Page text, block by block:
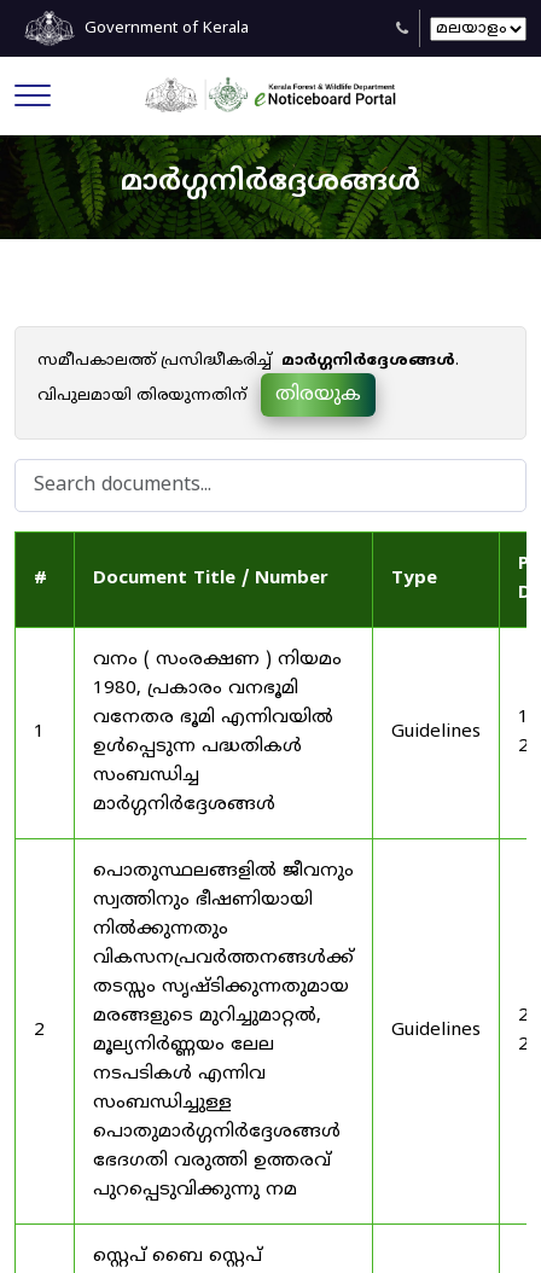
Government of Kerala
മാർഗ്ഗനിർദ്ദേശങ്ങൾ
സമീപകാലത്ത് പ്രസിദ്ധീകരിച്ച് മാർഗ്ഗനിർദ്ദേശങ്ങൾ.
വിപുലമായി തിരയുന്നതിന്
തിരയുക
# Document Title / Number Type
1
വനം ( സംരക്ഷണ ) നിയമം
1980, പ്രകാരം വനഭൂമി
വനേതര ഭൂമി എന്നിവയിൽ
ഉൾപ്പെടുന്ന പദ്ധതികൾ
സംബന്ധിച്ച
മാർഗ്ഗനിർദ്ദേശങ്ങൾ
Guidelines
2
പൊതുസ്ഥലങ്ങളിൽ ജീവനും
സ്വത്തിനും ഭീഷണിയായി
നിൽക്കുന്നതും
വികസനപ്രവർത്തനങ്ങൾക്ക്
തടസ്സം സൃഷ്ടിക്കുന്നതുമായ
മരങ്ങളുടെ മുറിച്ചുമാറ്റൽ,
മൂല്യനിർണ്ണയം ലേല
നടപടികൾ എന്നിവ
സംബന്ധിച്ചുള്ള
പൊതുമാർഗ്ഗനിർദ്ദേശങ്ങൾ
ഭേദഗതി വരുത്തി ഉത്തരവ്
പുറപ്പെടുവിക്കുന്നു നമ
Guidelines
സ്റ്റെപ് ബൈ സ്റ്റെപ്